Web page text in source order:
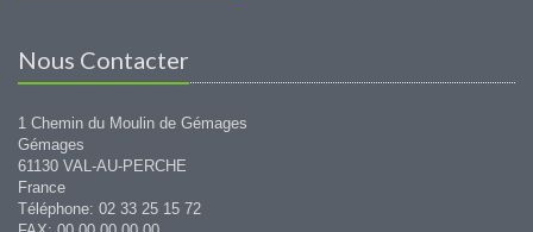
Nous Contacter
1 Chemin du Moulin de Gémages
Gémages
61130 VAL-AU-PERCHE
France
Téléphone: 02 33 25 15 72